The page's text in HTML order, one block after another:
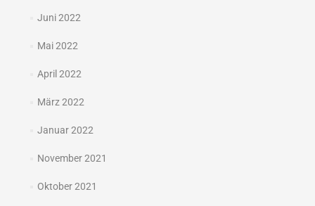
Juni 2022
Mai 2022
April 2022
März 2022
Januar 2022
November 2021
Oktober 2021